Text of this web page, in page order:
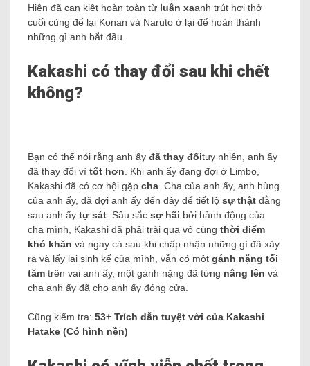
Hiện đã cạn kiệt hoàn toàn từ luân xaanh trút hơi thở
cuối cùng để lại Konan và Naruto ở lại để hoàn thành
những gì anh bắt đầu.
Kakashi có thay đổi sau khi chết
không?
Bạn có thể nói rằng anh ấy đã thay đổituy nhiên, anh ấy
đã thay đổi vì tốt hơn. Khi anh ấy đang đợi ở Limbo,
Kakashi đã có cơ hội gặp cha. Cha của anh ấy, anh hùng
của anh ấy, đã đợi anh ấy đến đây để tiết lộ sự thật đằng
sau anh ấy tự sát. Sâu sắc sợ hãi bởi hành động của
cha mình, Kakashi đã phải trải qua vô cùng thời điểm
khó khăn và ngay cả sau khi chấp nhận những gì đã xảy
ra và lấy lại sinh kế của mình, vẫn có một gánh nặng tối
tăm trên vai anh ấy, một gánh nặng đã từng nâng lên và
cha anh ấy đã cho anh ấy đóng cửa.
Cũng kiểm tra: 53+ Trích dẫn tuyệt vời của Kakashi
Hatake (Có hình nền)